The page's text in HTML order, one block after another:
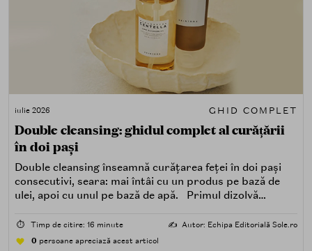
iulie 2026 GHID COMPLET
Double cleansing: ghidul complet al curățării
în doi pași
Double cleansing înseamnă curățarea feței în doi pași
consecutivi, seara: mai întâi cu un produs pe bază de
ulei, apoi cu unul pe bază de apă. Primul dizolvă
poluare. Al doilea îndepărtează impuritățile solubile în
⏱️ Timp de citire: 16 minute ✍️ Autor: Echipa Editorială Sole.ro
0 persoane apreciază acest articol